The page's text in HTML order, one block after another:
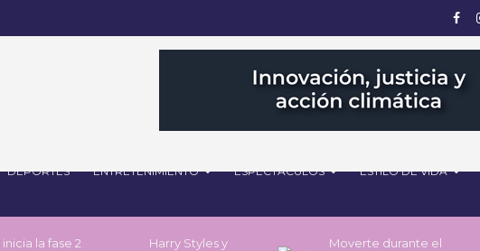
DEPORTES ENTRETENIMIENTO ESPECTÁCULOS ESTILO DE VIDA
inicia la fase 2
Harry Styles y
Moverte durante el